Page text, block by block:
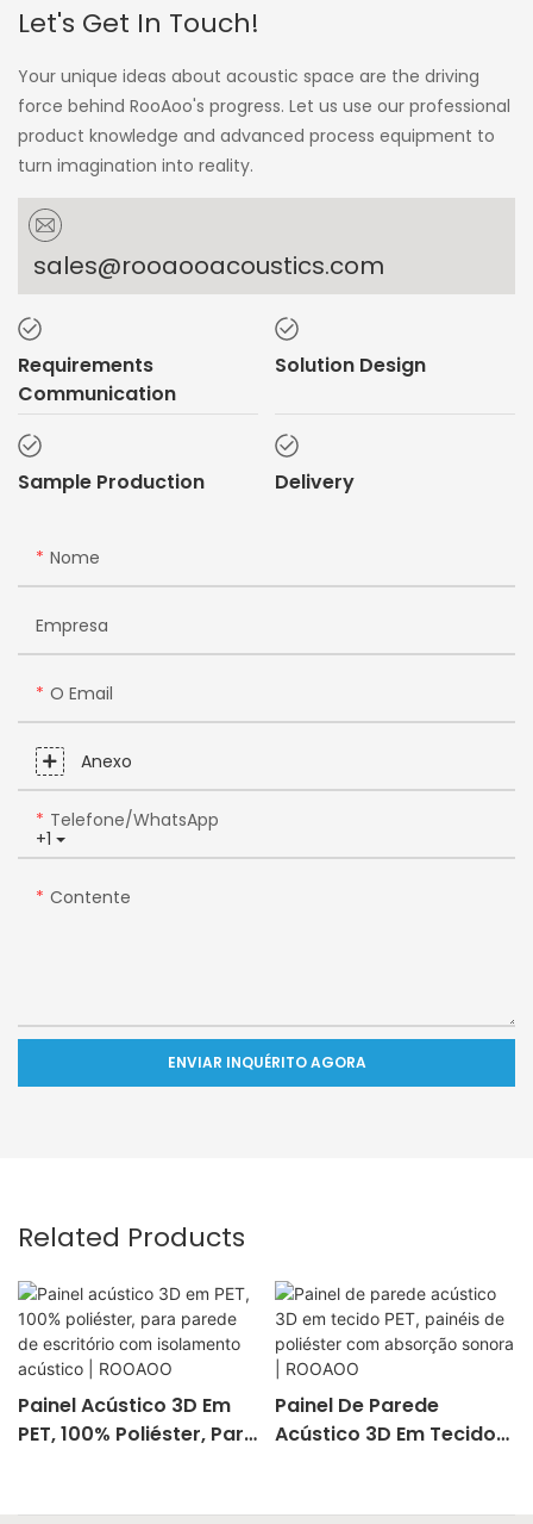
Let's Get In Touch!
Your unique ideas about acoustic space are the driving
force behind RooAoo's progress. Let us use our professional
product knowledge and advanced process equipment to
turn imagination into reality.
sales@rooaooacoustics.com
Requirements
Communication
Solution Design
Sample Production Delivery
Nome
Empresa
O Email
Anexo
+1
Telefone/WhatsApp
Contente
ENVIAR INQUÉRITO AGORA
Related Products
Painel Acústico 3D Em
PET, 100% Poliéster, Para
Painel De Parede
Acústico 3D Em Tecido